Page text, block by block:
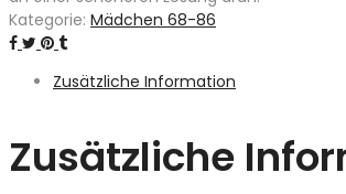
Kategorie: Mädchen 68-86
Zusätzliche Information
Zusätzliche